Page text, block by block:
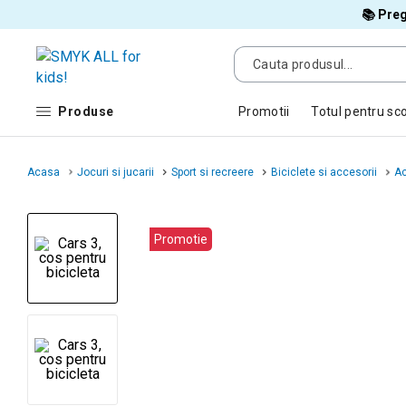
📚
Produse Promotii Totul pentru
Acasa Jocuri si jucarii Sport si recreere Biciclete si accesorii
Promotie